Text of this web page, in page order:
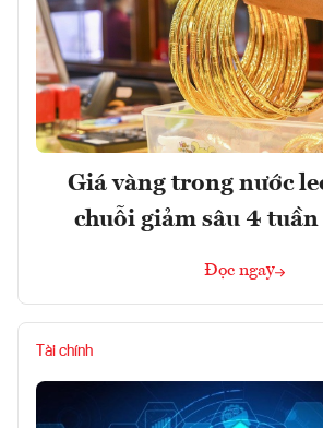
Giá vàng trong nước
chuỗi giảm sâu 4
Đọc ngay
Tài chính